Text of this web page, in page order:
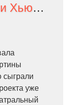
«Телохранитель» с Уитни Хьюстон получит ремейк от Warner
сыграли
уже